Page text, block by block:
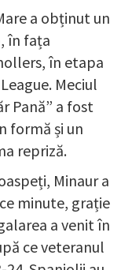
a obținut un
în fața
în etapa
Meciul
Pană” a fost
formă și un
repriză.
Minaur a
minute, grație
a venit în
ce veteranul